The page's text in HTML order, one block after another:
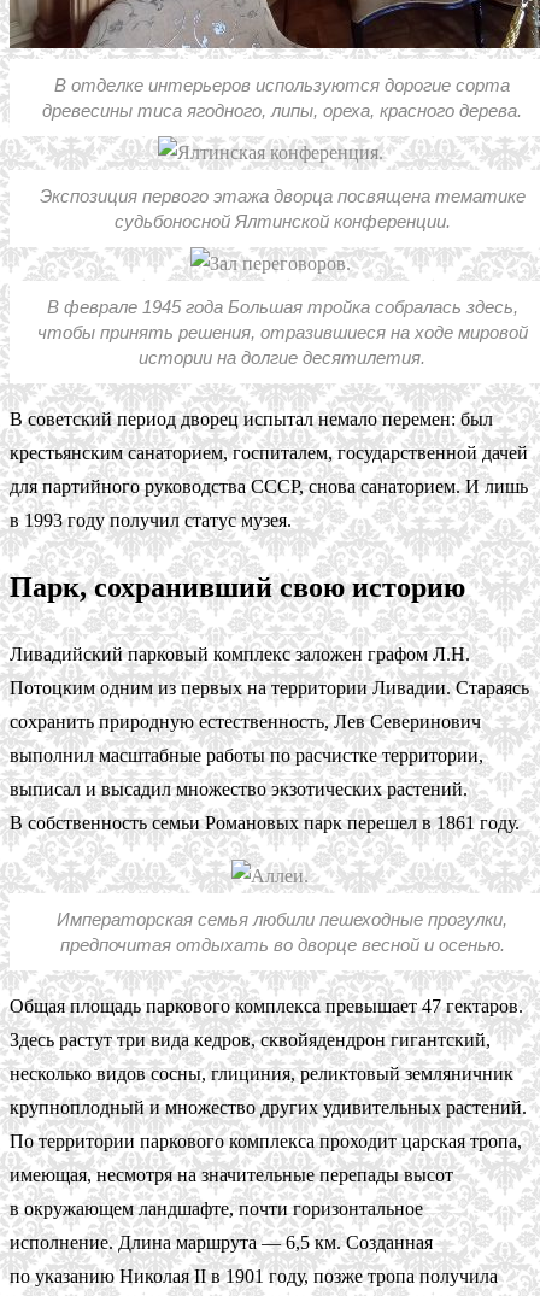
В отделке интерьеров используются дорогие сорта
древесины тиса ягодного, липы, ореха, красного дерева.
Экспозиция первого этажа дворца посвящена тематике
судьбоносной Ялтинской конференции.
В феврале 1945 года Большая тройка собралась здесь,
чтобы принять решения, отразившиеся на ходе мировой
истории на долгие десятилетия.
В советский период дворец испытал немало перемен: был
крестьянским санаторием, госпиталем, государственной дачей
для партийного руководства СССР, снова санаторием. И лишь
в 1993 году получил статус музея.
Парк, сохранивший свою историю
Ливадийский парковый комплекс заложен графом Л.Н.
Потоцким одним из первых на территории Ливадии. Стараясь
сохранить природную естественность, Лев Северинович
выполнил масштабные работы по расчистке территории,
выписал и высадил множество экзотических растений.
В собственность семьи Романовых парк перешел в 1861 году.
Императорская семья любили пешеходные прогулки,
предпочитая отдыхать во дворце весной и осенью.
Общая площадь паркового комплекса превышает 47 гектаров.
Здесь растут три вида кедров, сквойядендрон гигантский,
несколько видов сосны, глициния, реликтовый земляничник
крупноплодный и множество других удивительных растений.
По территории паркового комплекса проходит царская тропа,
имеющая, несмотря на значительные перепады высот
в окружающем ландшафте, почти горизонтальное
исполнение. Длина маршрута — 6,5 км. Созданная
по указанию Николая II в 1901 году, позже тропа получила